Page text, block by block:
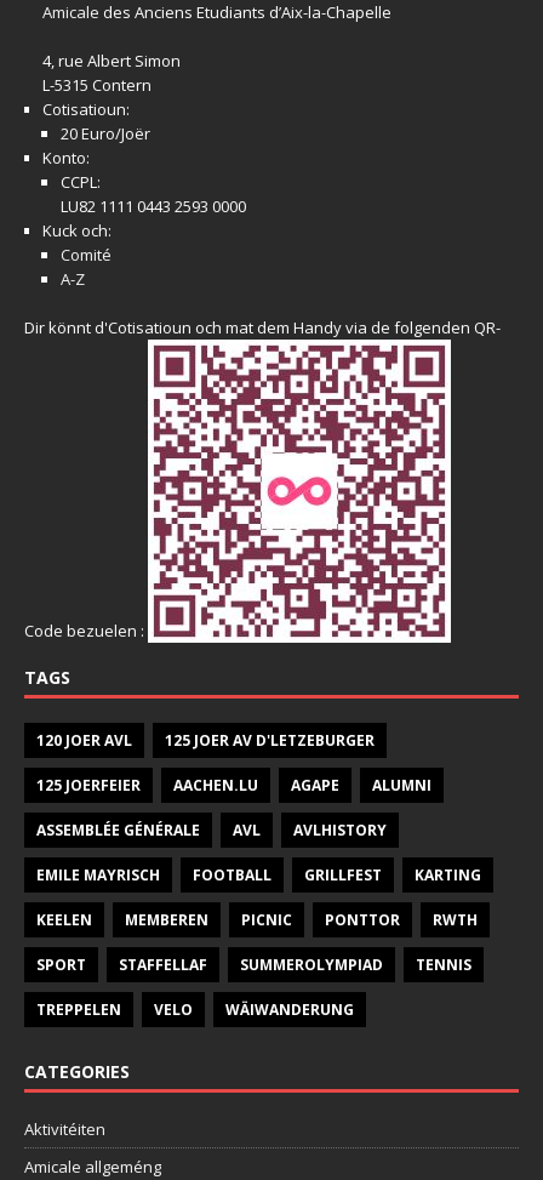
Amicale des Anciens Etudiants d’Aix-la-Chapelle
4, rue Albert Simon
L-5315 Contern
Cotisatioun:
20 Euro/Joër
Konto:
CCPL:
LU82 1111 0443 2593 0000
Kuck och:
Comité
A-Z
Dir könnt d'Cotisatioun och mat dem Handy via de folgenden QR-
Code bezuelen :
TAGS
120 JOER AVL 125 JOER AV D'LETZEBURGER
125 JOERFEIER AACHEN.LU AGAPE ALUMNI
ASSEMBLÉE GÉNÉRALE AVL AVLHISTORY
EMILE MAYRISCH FOOTBALL GRILLFEST KARTING
KEELEN MEMBEREN PICNIC PONTTOR RWTH
SPORT STAFFELLAF SUMMEROLYMPIAD TENNIS
TREPPELEN VELO WÄIWANDERUNG
CATEGORIES
Aktivitéiten
Amicale allgeméng